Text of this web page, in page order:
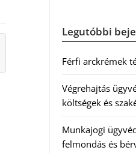
Legutóbbi
Férfi arckrémek
Végrehajtás
költségek és
Munkajogi
felmondás és